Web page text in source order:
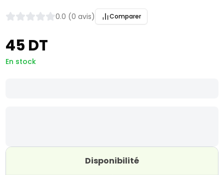
0.0 (0 avis) Comparer
45 DT
En stock
Disponibilité